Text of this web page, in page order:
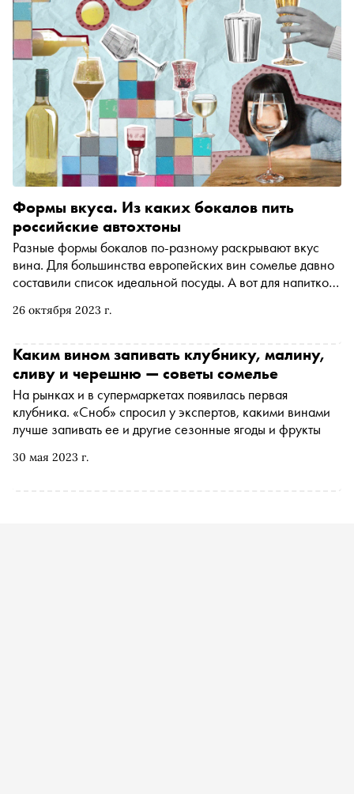
26 октября 2023 г.
Формы вкуса. Из каких бокалов пить
российские автохтоны
Разные формы бокалов по-разному раскрывают вкус
вина. Для большинства европейских вин сомелье давно
составили список идеальной посуды. А вот для напитков
еще не было. По просьбе «Сноба» руководитель
каких бокалах лучше раскроют свой вкус вина из
«кокура», «цимлянского черного», «сибирькового» и
«красностопа»
30 мая 2023 г.
Каким вином запивать клубнику, малину,
сливу и черешню — советы сомелье
На рынках и в супермаркетах появилась первая
клубника. «Сноб» спросил у экспертов, какими винами
лучше запивать ее и другие сезонные ягоды и фрукты